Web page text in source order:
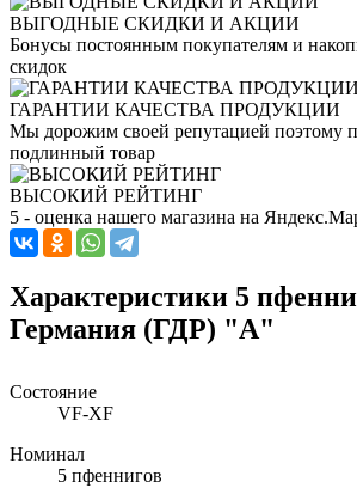
ВЫГОДНЫЕ СКИДКИ И АКЦИИ
Бонусы постоянным покупателям и
скидок
ГАРАНТИИ КАЧЕСТВА ПРОДУКЦИИ
Мы дорожим своей репутацией поэтому
подлинный товар
ВЫСОКИЙ РЕЙТИНГ
5 - оценка нашего магазина на
Характеристики 5
Германия (ГДР) "А"
Состояние
VF-XF
Номинал
5 пфеннигов